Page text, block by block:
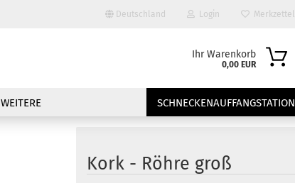
Deutschland Login Merkzettel
Ihr Warenkorb
0,00 EUR
SCHNECKENAUFFANGSTATION
WEITERE
Kork - Röhre groß